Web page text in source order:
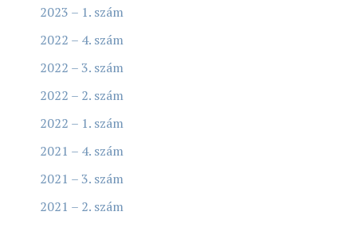
2023 – 1. szám
2022 – 4. szám
2022 – 3. szám
2022 – 2. szám
2022 – 1. szám
2021 – 4. szám
2021 – 3. szám
2021 – 2. szám